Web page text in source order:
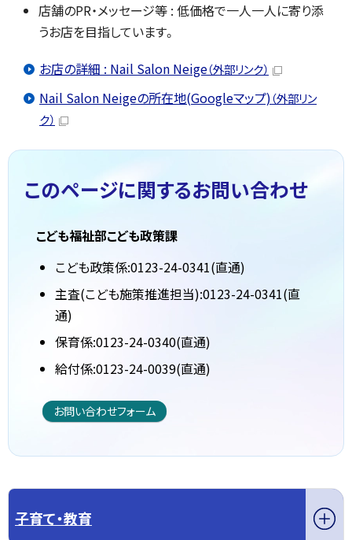
店舗のPR・メッセージ等 : 低価格で一人一人に寄り添
うお店を目指しています。
お店の詳細 : Nail Salon Neige（外部リンク）
Nail Salon Neigeの所在地(Googleマップ)（外部リン
ク）
このページに関するお問い合わせ
こども福祉部こども政策課
こども政策係:0123-24-0341(直通)
主査(こども施策推進担当):0123-24-0341(直
通)
保育係:0123-24-0340(直通)
給付係:0123-24-0039(直通)
お問い合わせフォーム
子育て・教育